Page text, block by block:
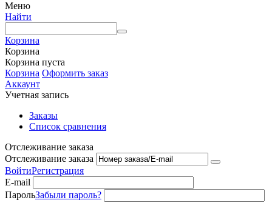
Меню
Найти
Корзина
Корзина
Корзина пуста
Корзина Оформить заказ
Аккаунт
Учетная запись
Заказы
Список сравнения
Отслеживание заказа
Отслеживание заказа
ВойтиРегистрация
E-mail
ПарольЗабыли пароль?